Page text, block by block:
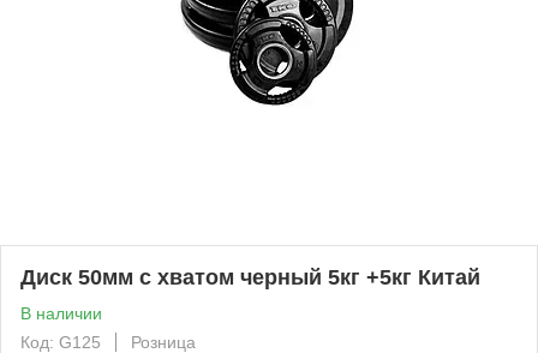
Диск 50мм с хватом черный 5кг +5кг Китай
В наличии
Код: G125
Розница